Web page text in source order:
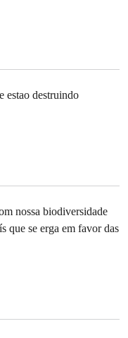
estao destruindo
nossa biodiversidade
que se erga em favor das